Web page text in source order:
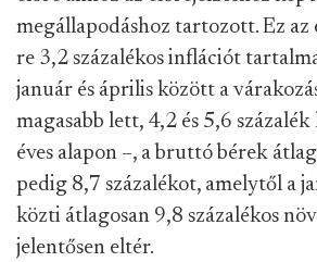
megállapodáshoz tartozott. Ez az
re 3,2 százalékos inflációt
január és április között a
magasabb lett, 4,2 és 5,6
éves alapon –, a bruttó bérek
pedig 8,7 százalékot, amelytől a
közti átlagosan 9,8 százalékos
jelentősen eltér.